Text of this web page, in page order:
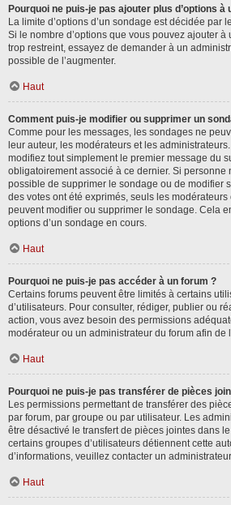
Pourquoi ne puis-je pas ajouter plus d’options à
La limite d’options d’un sondage est décidée par
Si le nombre d’options que vous pouvez ajouter
trop restreint, essayez de demander à un
possible de l’augmenter.
Haut
Comment puis-je modifier ou supprimer un
Comme pour les messages, les sondages ne
leur auteur, les modérateurs et les
modifiez tout simplement le premier message du
obligatoirement associé à ce dernier. Si personne
possible de supprimer le sondage ou de modifier
des votes ont été exprimés, seuls les
peuvent modifier ou supprimer le sondage. Cela
options d’un sondage en cours.
Haut
Pourquoi ne puis-je pas accéder à un forum ?
Certains forums peuvent être limités à certains
d’utilisateurs. Pour consulter, rédiger, publier ou
action, vous avez besoin des permissions
modérateur ou un administrateur du forum afin de
Haut
Pourquoi ne puis-je pas transférer de pièces
Les permissions permettant de transférer des
par forum, par groupe ou par utilisateur. Les
être désactivé le transfert de pièces jointes dans
certains groupes d’utilisateurs détiennent cette
d’informations, veuillez contacter un
Haut